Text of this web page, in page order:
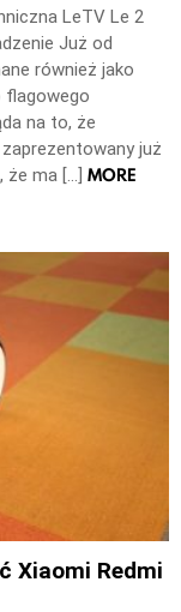
LeTV Le 2
Już od
również jako
flagowego
na to, że
już
że ma […] MORE
Xiaomi Redmi